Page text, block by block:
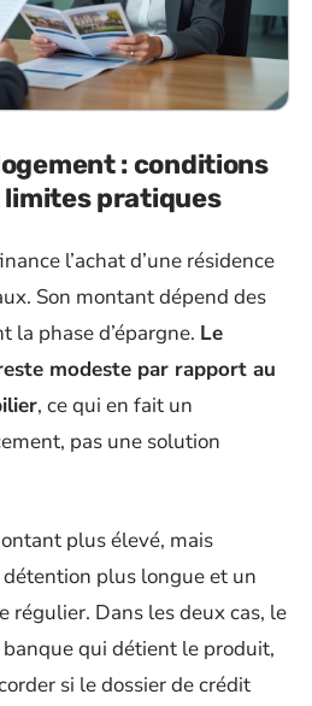
: conditions
limites pratiques
l’achat d’une résidence
Son montant dépend des
la phase d’épargne. Le
modeste par rapport au
, ce qui en fait un
pas une solution
plus élevé, mais
plus longue et un
régulier. Dans les deux cas, le
qui détient le produit,
si le dossier de crédit